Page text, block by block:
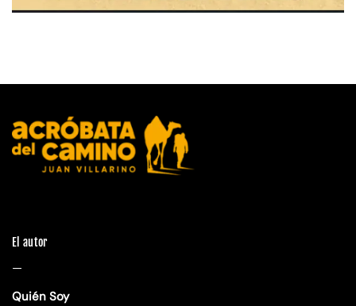
El autor
—
Quién Soy